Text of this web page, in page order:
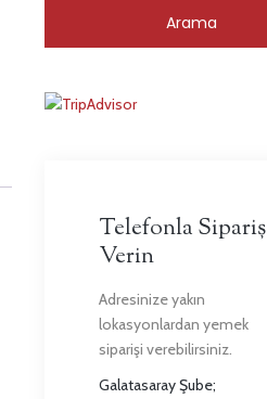
Telefonla Sipariş
Verin
Adresinize yakın
lokasyonlardan yemek
siparişi verebilirsiniz.
Galatasaray Şube;